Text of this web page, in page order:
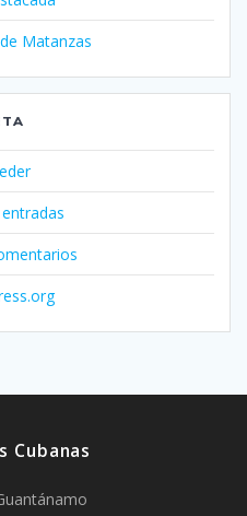
Matanzas
Cubanas